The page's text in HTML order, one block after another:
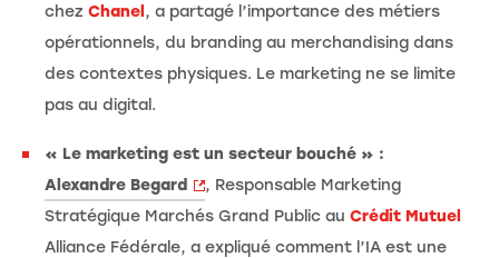
chez Chanel , a partagé l’importance des métiers
opérationnels, du branding au merchandising dans
des contextes physiques. Le marketing ne se limite
pas au digital.
« Le marketing est un secteur bouché » :
Alexandre Begard
, Responsable Marketing
Stratégique Marchés Grand Public au Crédit Mutuel
Alliance Fédérale, a expliqué comment l’IA est une